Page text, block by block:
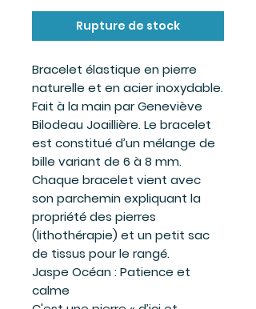
Rupture de stock
Bracelet élastique en pierre
naturelle et en acier inoxydable.
Fait à la main par Geneviève
Bilodeau Joaillière. Le bracelet
est constitué d’un mélange de
bille variant de 6 à 8 mm.
Chaque bracelet vient avec
son parchemin expliquant la
propriété des pierres
(lithothérapie) et un petit sac
de tissus pour le rangé.
Jaspe Océan : Patience et
calme